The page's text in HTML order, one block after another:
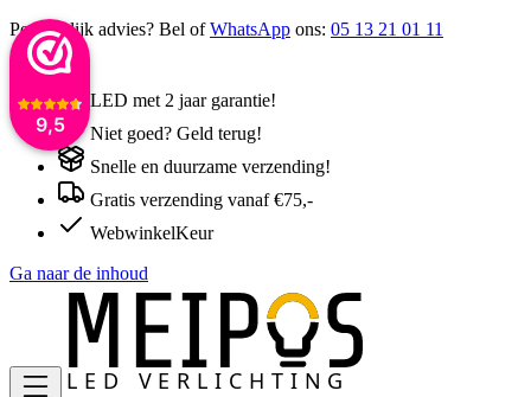
9,5
Persoonlijk advies? Bel ofWhatsApp ons: 05 13 21 01 11
LED met 2 jaar garantie!
Niet goed? Geld terug!
Snelle en duurzame verzending!
Gratis verzending vanaf €75,-
WebwinkelKeur
Ga naar de inhoud